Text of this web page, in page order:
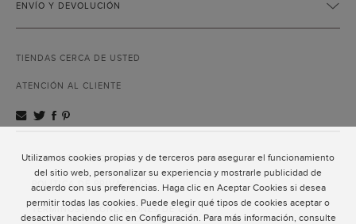
Utilizamos cookies propias y de terceros para asegurar el funcionamiento
del sitio web, personalizar su experiencia y mostrarle publicidad de
acuerdo con sus preferencias. Haga clic en Aceptar Cookies si desea
permitir todas las cookies. Puede elegir qué tipos de cookies aceptar o
desactivar haciendo clic en Configuración. Para más información, consulte
ENVÍO Y DEVOLUCIÓN
TIENDAS CERCA DE USTED
ATENCIÓN AL CLIENTE
ATENCIÓN AL CLIENTE
POLÍTICA DE PRIVACIDAD
TÉRMINOS Y CONDICIONES DE USO